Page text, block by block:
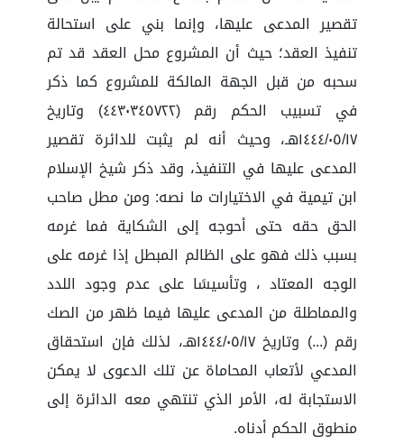
تقصير المدعى عليها، وإنما بني على استحالة
تنفيذ العقد؛ حيث أن المشروع محل العقد قد تم
سحبه من قبل الجهة المالكة للمشروع كما ذكر
في تسبيب الحكم رقم (٤٤٣٠٣٤٥٧٢٢) وتاريخ
١٤٤٤/٠٥/١٧هـ، وحيث أنه لم يثبت للدائرة تقصير
المدعى عليها في التنفيذ، وقد ذكر شيخ الإسلام
ابن تيمية في الاختيارات ما نصه: ومن مطل صاحب
الحق حقه حتى أحوجه إلى الشكاية فما غرمه
بسبب ذلك فهو على الظالم المبطل إذا غرمه على
الوجه المعتاد ، وتأسيسًا على عدم وجود اللدد
والمماطلة من المدعى عليها فيما ظهر من الصك
رقم (...) وتاريخ ١٤٤٤/٠٥/١٧هـ، لذلك فإن استحقاق
المدعي لأتعاب المحاماة عن تلك الدعوى لا يمكن
الاستجابة له، الأمر الذي تنتهي معه الدائرة إلى
منطوق الحكم أدناه.